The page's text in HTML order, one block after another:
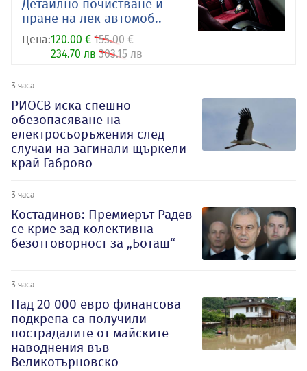
Детайлно почистване и
пране на лек автомоб..
Цена:120.00 € 155.00 €
234.70 лв 303.15 лв
3 часа
РИОСВ иска спешно
обезопасяване на
електросъоръжения след
случаи на загинали щъркели
край Габрово
3 часа
Костадинов: Премиерът Радев
се крие зад колективна
безотговорност за „Боташ“
3 часа
Над 20 000 евро финансова
подкрепа са получили
пострадалите от майските
наводнения във
Великотърновско